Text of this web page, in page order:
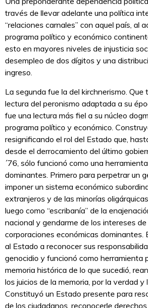
través de llevar adelante una política
“relaciones carnales” con aquel país, al
programa político y económico
esto en mayores niveles de injusticia
desempleo de dos dígitos y una
ingreso.
La segunda fue la del kirchnerismo. Que
lectura del peronismo adaptada a su
fue una lectura más fiel a su núcleo
programa político y económico.
resignificando el rol del Estado que,
desde el derrocamiento del último
´76, sólo funcionó como una
dominantes. Primero para perpetrar un
imponer un sistema económico
extranjeros y de las minorías
luego como “escribanía” de la
nacional y gendarme de los intereses
corporaciones económicas dominantes.
al Estado a reconocer sus
genocidio y funcionó como herramienta
memoria histórica de lo que sucedió,
los juicios de la memoria, por la verdad y
Constituyó un Estado presente para
de los ciudadanos, reconocerle